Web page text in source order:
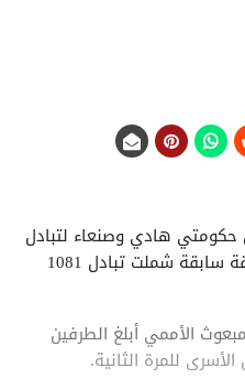
هادي وصنعاء لتبادل
أسرى بين الطرفين بعد نجاح صفقة سابقة شملت تبادل 1081
الأممي أبلغ الطرفين
للمرة الثانية.